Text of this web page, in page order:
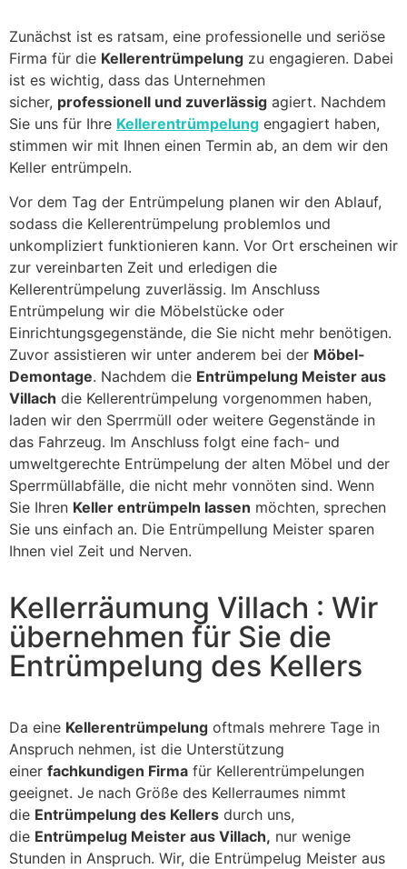
Zunächst ist es ratsam, eine professionelle und seriöse
Firma für die Kellerentrümpelung zu engagieren. Dabei
ist es wichtig, dass das Unternehmen
sicher, professionell und zuverlässig agiert. Nachdem
Sie uns für Ihre Kellerentrümpelung engagiert haben,
stimmen wir mit Ihnen einen Termin ab, an dem wir den
Keller entrümpeln.
Vor dem Tag der Entrümpelung planen wir den Ablauf,
sodass die Kellerentrümpelung problemlos und
unkompliziert funktionieren kann. Vor Ort erscheinen wir
zur vereinbarten Zeit und erledigen die
Kellerentrümpelung zuverlässig. Im Anschluss
Entrümpelung wir die Möbelstücke oder
Einrichtungsgegenstände, die Sie nicht mehr benötigen.
Zuvor assistieren wir unter anderem bei der Möbel-
Demontage. Nachdem die Entrümpelung Meister aus
Villach die Kellerentrümpelung vorgenommen haben,
laden wir den Sperrmüll oder weitere Gegenstände in
das Fahrzeug. Im Anschluss folgt eine fach- und
umweltgerechte Entrümpelung der alten Möbel und der
Sperrmüllabfälle, die nicht mehr vonnöten sind. Wenn
Sie Ihren Keller entrümpeln lassen möchten, sprechen
Sie uns einfach an. Die Entrümpellung Meister sparen
Ihnen viel Zeit und Nerven.
Kellerräumung Villach : Wir
übernehmen für Sie die
Entrümpelung des Kellers
Da eine Kellerentrümpelung oftmals mehrere Tage in
Anspruch nehmen, ist die Unterstützung
einer fachkundigen Firma für Kellerentrümpelungen
geeignet. Je nach Größe des Kellerraumes nimmt
die Entrümpelung des Kellers durch uns,
die Entrümpelug Meister aus Villach, nur wenige
Stunden in Anspruch. Wir, die Entrümpelug Meister aus